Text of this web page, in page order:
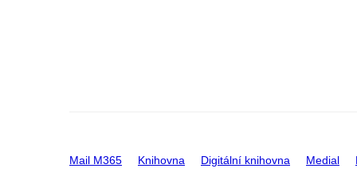
Mail M365 Knihovna Digitální knihovna Medial